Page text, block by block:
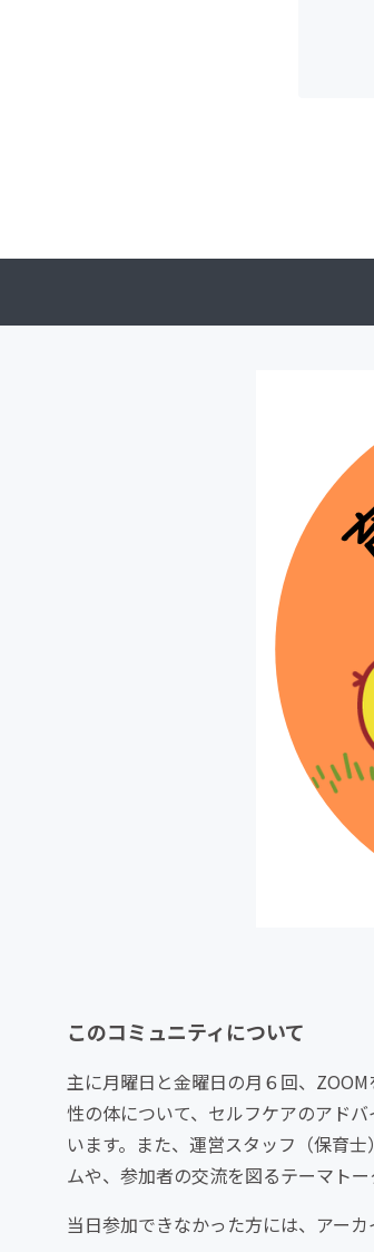
このコミュニティについて
主に月曜日と金曜日の月６回、
性の体について、セルフケアのアド
います。また、運営スタッフ（保育
ムや、参加者の交流を図るテーマトー
当日参加できなかった方には、アー